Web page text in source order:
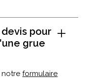
pour
grue
notreformulaire